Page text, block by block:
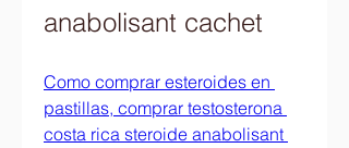
anabolisant cachet
Como comprar esteroides en
pastillas, comprar testosterona
costa rica steroide anabolisant